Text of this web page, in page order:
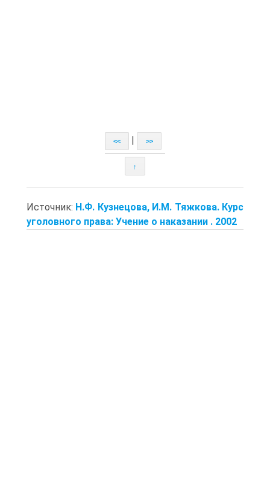
<< >>
↑
Источник: Н.Ф. Кузнецова, И.М. Тяжкова. Курс
уголовного права: Учение о наказании . 2002